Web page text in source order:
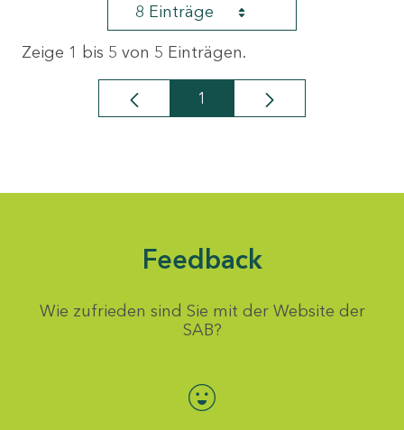
8 Einträge
Zeige 1 bis 5 von 5 Einträgen.
Seite
1
Feedback
Wie zufrieden sind Sie mit der Website der
SAB?
Bewertung auswählen